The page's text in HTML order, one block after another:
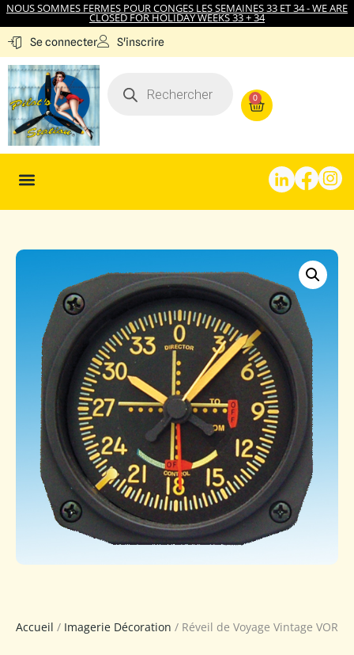
NOUS SOMMES FERMES POUR CONGES LES SEMAINES 33 ET 34 - WE ARE
CLOSED FOR HOLIDAY WEEKS 33 + 34
Se connecter S'inscrire
0
Accueil / Imagerie Décoration / Réveil de Voyage Vintage VOR